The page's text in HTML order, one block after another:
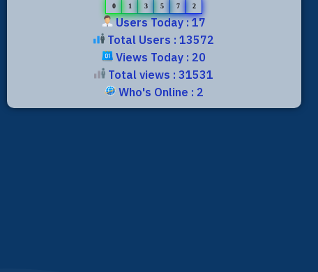
0 1 3 5 7 2
Users Today : 17
Total Users : 13572
Views Today : 20
Total views : 31531
Who's Online : 2